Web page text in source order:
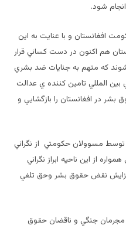
شود.
افغانستان و با عنايت به اين
هم اكنون در دست كساني قرار
شوند كه متهم به جنايات ضد بشري
المللي تامين كننده ي عدالت
در افغانستان را بازگشايي و
مسوولان حكومتي از نگراني
از اين ناحيه ابراز نگراني
نقض حقوق بشر وحق تلفي
مجرمان جنگي و ناقضان حقوق